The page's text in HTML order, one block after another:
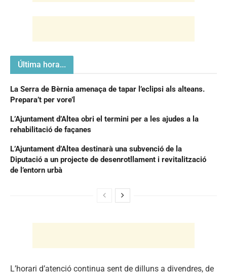
Última hora...
La Serra de Bèrnia amenaça de tapar l’eclipsi als alteans.
Prepara’t per vore’l
L’Ajuntament d’Altea obri el termini per a les ajudes a la
rehabilitació de façanes
L’Ajuntament d’Altea destinarà una subvenció de la
Diputació a un projecte de desenrotllament i revitalització
de l’entorn urbà
L’horari d’atenció continua sent de dilluns a divendres, de